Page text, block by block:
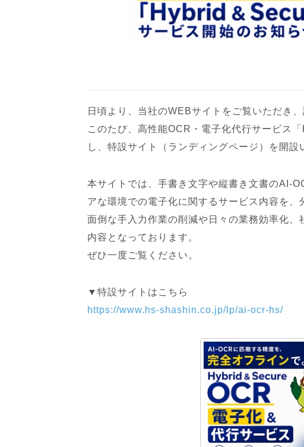
日頃より、当社のWEBサイトをご覧いただき
このたび、高性能OCR・電子化代行サービス
し、特設サイト（ランディングページ）を開設
本サイトでは、手書き文字や縦書き文書のAI-
アな環境での電子化に関するサービス内容を、
面倒な手入力作業の削減や日々の業務効率化
内容となっております。
ぜひ一度ご覧ください。
▼特設サイトはこちら
https://www.hs-shashin.co.jp/lp/ai-ocr-hs/